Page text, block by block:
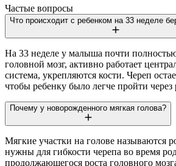
Частые вопросы
Что происходит с ребенком на 33 неделе
На 33 неделе у малыша почти
головной мозг, активно работает
система, укрепляются кости. Череп
чтобы ребенку было легче пройти
Почему у новорожденного мягкая голова?
Мягкие участки на голове называются
нужны для гибкости черепа во время
продолжающегося роста головного